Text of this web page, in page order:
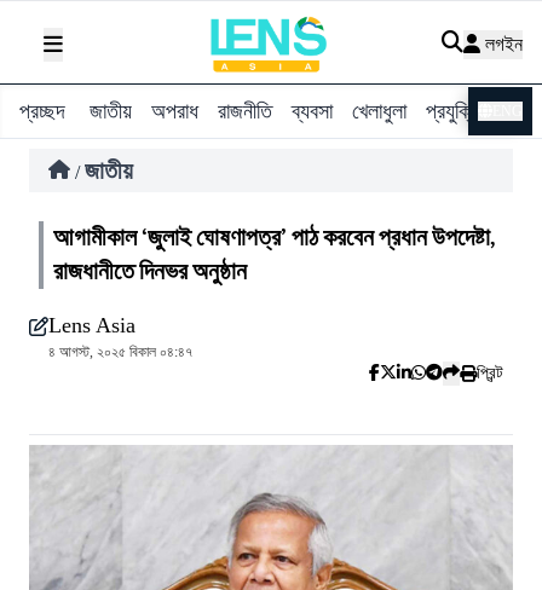
লগইন
প্রচ্ছদ জাতীয় অপরাধ রাজনীতি ব্যবসা খেলাধুলা প্রযুক্তি
/ জাতীয়
আগামীকাল ‘জুলাই ঘোষণাপত্র’ পাঠ করবেন প্রধান উপদেষ্টা,
রাজধানীতে দিনভর অনুষ্ঠান
Lens Asia
৪ আগস্ট, ২০২৫ বিকাল ০৪:৪৭
প্রিন্ট